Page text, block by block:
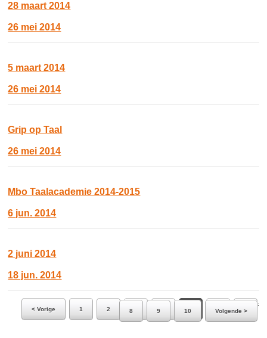
28 maart 2014
26 mei 2014
5 maart 2014
26 mei 2014
Grip op Taal
26 mei 2014
Mbo Taalacademie 2014-2015
6 jun. 2014
2 juni 2014
18 jun. 2014
Ga naar pagina:
< Vorige
1 2 5 6 7
8 9 10 Volgende >